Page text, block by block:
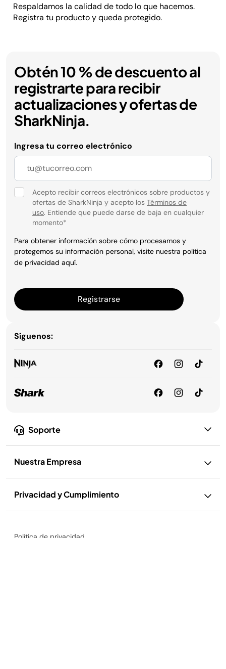
Respaldamos la calidad de todo lo que hacemos.
Registra tu producto y queda protegido.
Soporte
Nuestra Empresa
Privacidad y Cumplimiento
Obtén 10 % de descuento al
registrarte para recibir
actualizaciones y ofertas de
SharkNinja.
Ingresa tu correo electrónico
Acepto recibir correos electrónicos sobre productos y
ofertas de SharkNinja y acepto los Términos de
uso. Entiende que puede darse de baja en cualquier
momento*
Para obtener información sobre cómo procesamos y
protegemos su información personal, visite nuestra política
de privacidad aquí.
Registrarse
Síguenos:
Política de privacidad